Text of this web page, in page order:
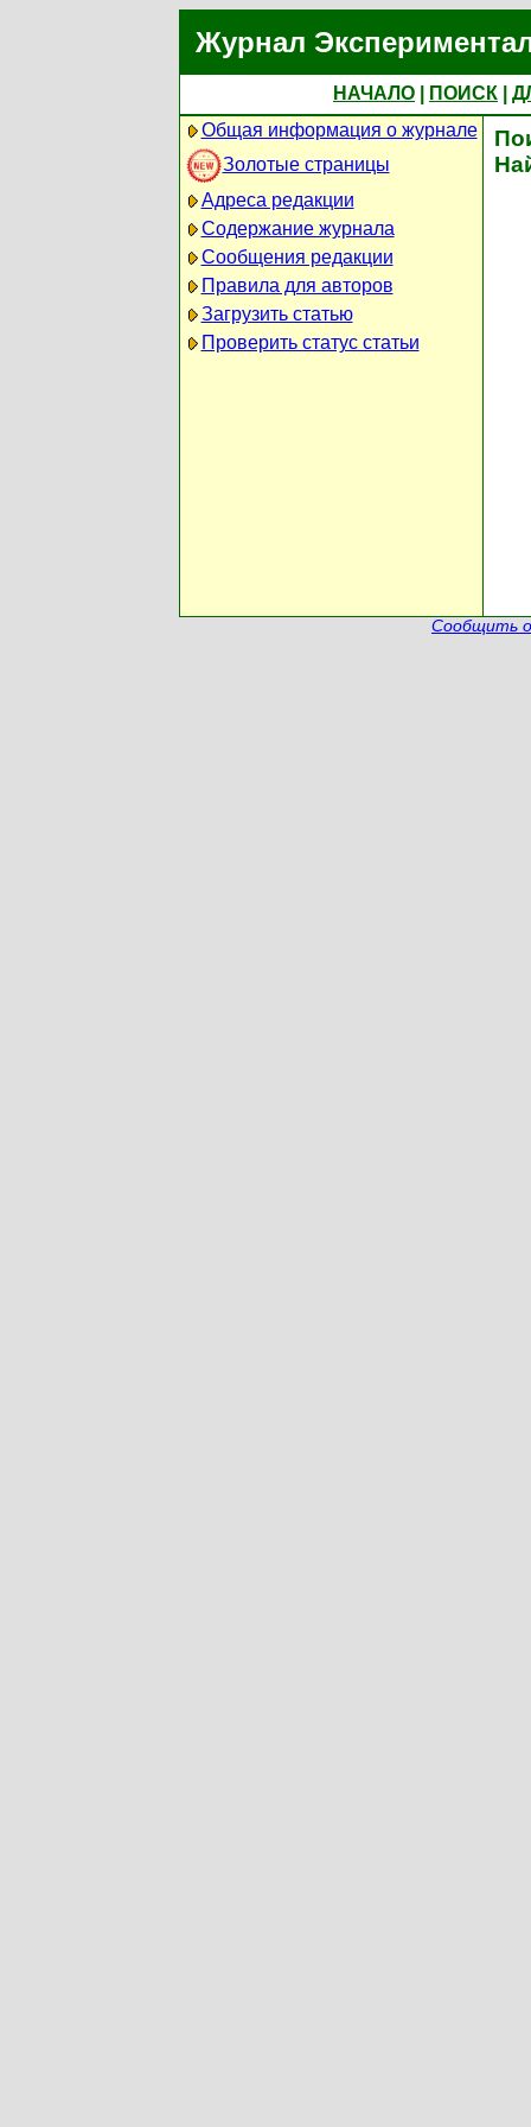
Журнал
НАЧАЛО ПОИСК
Общая информация о журнале
Золотые страницы
Адреса редакции
Содержание журнала
Сообщения редакции
Правила для авторов
Загрузить статью
Проверить статус статьи
Сообщить о